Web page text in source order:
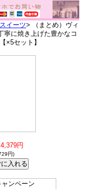
イーツ> （まとめ）ヴィ
寧に焼き上げた豊かなコ
×5セット】
円
円)